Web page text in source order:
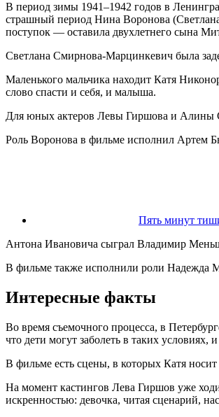
В период зимы 1941–1942 годов в
страшный период Нина Воронова
поступок — оставила двухлетнего сына
Светлана Смирнова-Марцинкевич была
Маленького мальчика находит Катя
слово спасти и себя, и малыша.
Для юных актеров Левы Гиршова и Алины
Роль Воронова в фильме исполнил Артем
Пять минут
Антона Ивановича сыграл Владимир
В фильме также исполнили роли Надежда
Интересные факты
Во время съемочного процесса, в
что дети могут заболеть в таких
В фильме есть сцены, в которых Катя
На момент кастингов Лева Гиршов уже
искренностью: девочка, читая сценарий,